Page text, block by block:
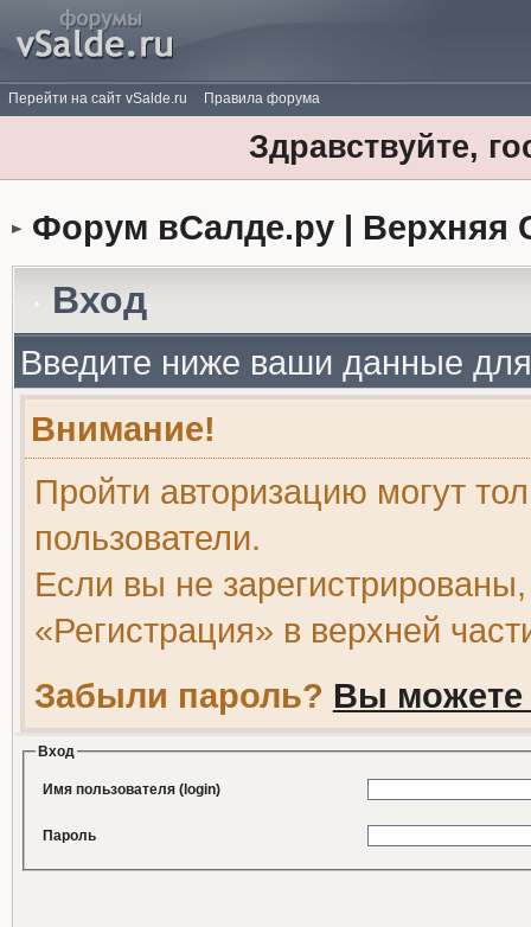
Перейти на сайт vSalde.ru Правила форума
Здравствуйте,
Форум вСалде.ру | Верхняя
Вход
Введите ниже ваши данные
Внимание!
Пройти авторизацию могут
пользователи.
Если вы не
«Регистрация» в верхней
Забыли пароль? Вы можете
Вход
Имя пользователя (login)
Пароль